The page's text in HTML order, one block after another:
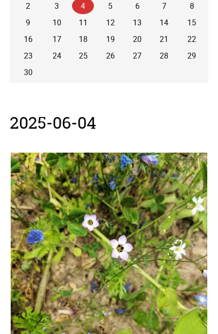
2
3 4 5 6 7
8
9
10 11 12 13 14
15
16
17 18 19 20 21
22
23
24 25 26 27 28
29
30
2025-06-04